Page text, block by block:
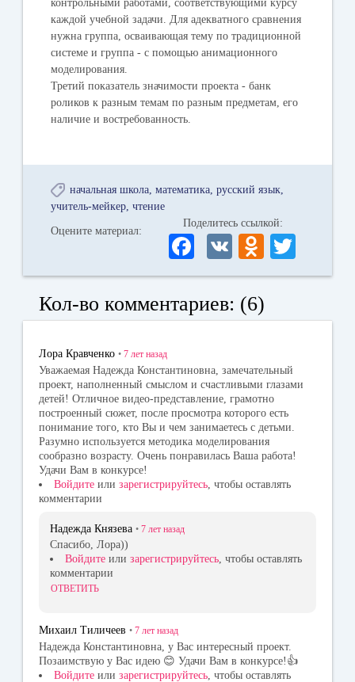
контрольными работами, соответствующими курсу
каждой учебной задачи. Для адекватного сравнения
нужна группа, осваивающая тему по традиционной
системе и группа - с помощью анимационного
моделирования.
Третий показатель значимости проекта - банк
роликов к разным темам по разным предметам, его
наличие и востребованность.
начальная школа математика русский язык
учитель-мейкер чтение
Оцените материал:
Поделитесь ссылкой:
Fa
ce
bo
ok
V
K
O
dn
la
ni
ki
wi
r
Кол-во комментариев: (6)
Лора Кравченко • 7 лет назад
Уважаемая Надежда Константиновна, замечательный
проект, наполненный смыслом и счастливыми глазами
детей! Отличное видео-представление, грамотно
построенный сюжет, после просмотра которого есть
понимание того, кто Вы и чем занимаетесь с детьми.
Разумно используется методика моделирования
сообразно возрасту. Очень понравилась Ваша работа!
Удачи Вам в конкурсе!
Войдите или зарегистрируйтесь , чтобы оставлять
комментарии
Надежда Князева • 7 лет назад
Спасибо, Лора))
Войдите или зарегистрируйтесь, чтобы оставлять
комментарии
ОТВЕТИТЬ
Михаил Тиличеев • 7 лет назад
Надежда Константиновна, у Вас интересный проект.
Позаимствую у Вас идею 😊 Удачи Вам в конкурсе!👍
Войдите или зарегистрируйтесь , чтобы оставлять